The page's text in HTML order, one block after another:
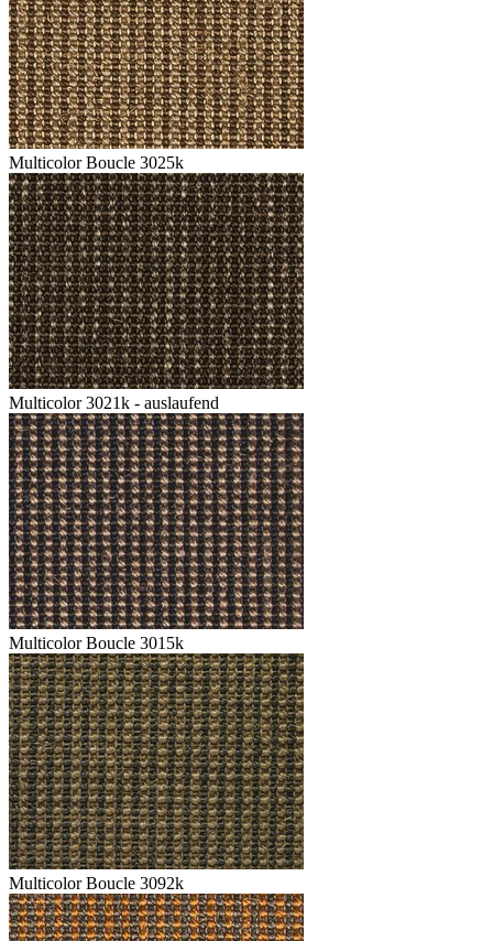
Multicolor Boucle 3025k
Multicolor 3021k - auslaufend
Multicolor Boucle 3015k
Multicolor Boucle 3092k